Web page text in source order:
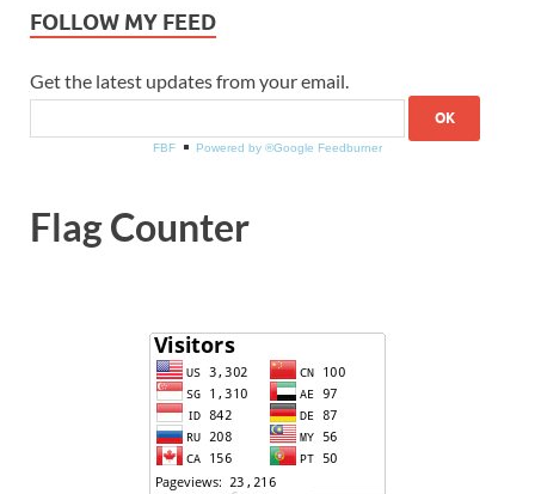
FOLLOW MY FEED
Get the latest updates from your email.
FBF Powered by ®Google Feedburner
Flag Counter